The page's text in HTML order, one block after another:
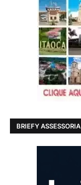
BRIEFY ASSESSORIA